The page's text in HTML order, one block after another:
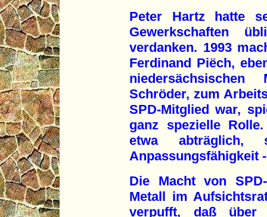
Peter Hartz hatte
Gewerkschaften
verdanken. 1993
Ferdinand Piëch,
niedersächsischen
Schröder, zum
SPD-Mitglied war,
ganz spezielle
etwa abträglich,
Anpassungsfähigkeit
Die Macht von
Metall im
verpufft, daß über